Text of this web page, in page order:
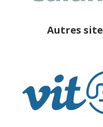
Autres